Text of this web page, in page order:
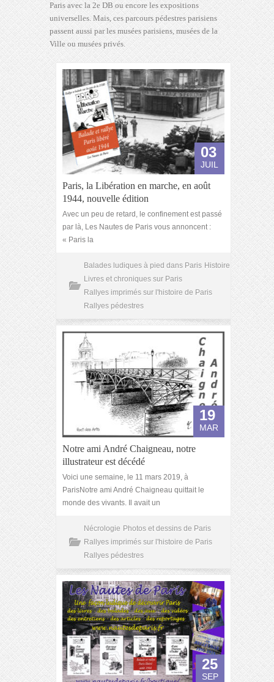
Paris avec la 2e DB ou encore les expositions
universelles. Mais, ces parcours pédestres parisiens
passent aussi par les musées parisiens, musées de la
Ville ou musées privés.
03
JUIL
Paris, la Libération en marche, en août
1944, nouvelle édition
Avec un peu de retard, le confinement est passé
par là, Les Nautes de Paris vous annoncent :
« Paris la
Balades ludiques à pied dans Paris Histoire
Livres et chroniques sur Paris
Rallyes imprimés sur l'histoire de Paris
Rallyes pédestres
19
MAR
Notre ami André Chaigneau, notre
illustrateur est décédé
Voici une semaine, le 11 mars 2019, à
ParisNotre ami André Chaigneau quittait le
monde des vivants. Il avait un
Nécrologie Photos et dessins de Paris
Rallyes imprimés sur l'histoire de Paris
Rallyes pédestres
25
SEP